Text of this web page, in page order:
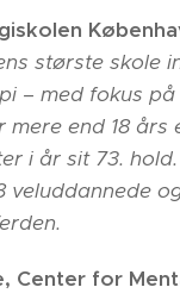
største skole
– med fokus
mere end 18 års
i år sit 73. hold.
veluddannede
Center for